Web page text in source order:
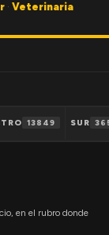
· Veterinaria
13849 SUR
en el rubro donde